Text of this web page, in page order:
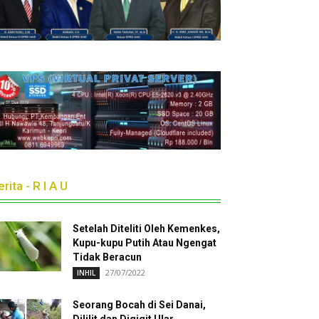
- R I A U
Setelah Diteliti Oleh Kemenkes,
Kupu-kupu Putih Atau Ngengat
Tidak Beracun
INHIL 27/07/2022
Seorang Bocah di Sei Danai,